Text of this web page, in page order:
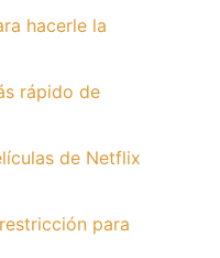
hacerle la
rápido de
de Netflix
para